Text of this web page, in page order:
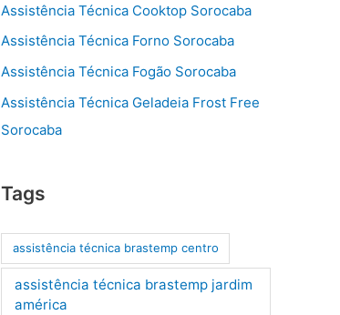
Assistência Técnica Cooktop Sorocaba
Assistência Técnica Forno Sorocaba
Assistência Técnica Fogão Sorocaba
Assistência Técnica Geladeia Frost Free
Sorocaba
Tags
assistência técnica brastemp centro
assistência técnica brastemp jardim
américa